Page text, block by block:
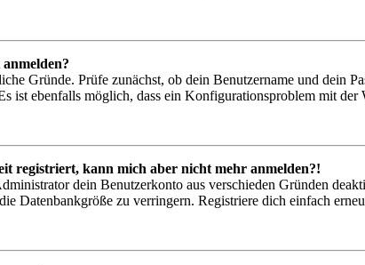
Gründe. Prüfe zunächst, ob dein Benutzername und dein
ist ebenfalls möglich, dass ein Konfigurationsproblem mit
registriert, kann mich aber nicht mehr anmelden?!
dein Benutzerkonto aus verschieden Gründen
Datenbankgröße zu verringern. Registriere dich einfach